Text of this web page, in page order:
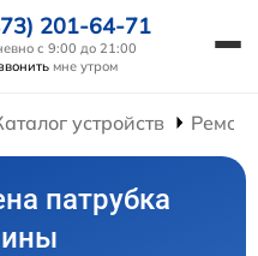
201-64-71
с 9:00 до 21:00
мне утром
устройств
патрубка